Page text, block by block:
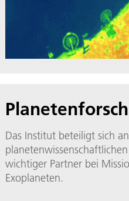
Das Institut beteiligt sich
wichtiger Partner bei
Exoplaneten.